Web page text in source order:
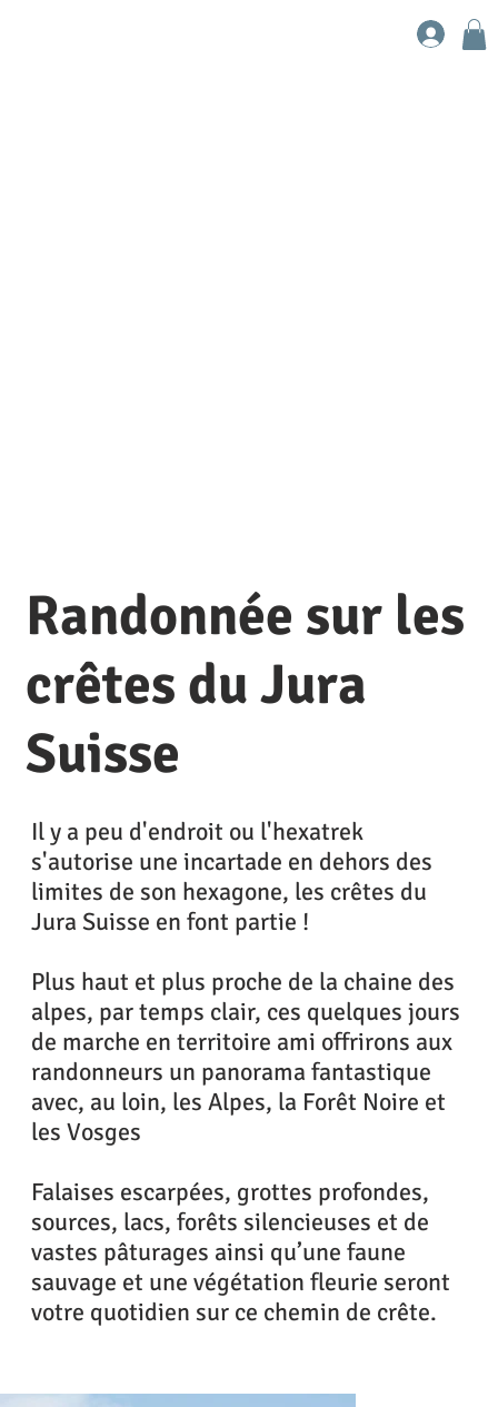
Randonnée sur les
crêtes du Jura
Suisse
Il y a peu d'endroit ou l'hexatrek
s'autorise une incartade en dehors des
limites de son hexagone, les crêtes du
Jura Suisse en font partie !
Plus haut et plus proche de la chaine des
alpes, par temps clair, ces quelques jours
de marche en territoire ami offrirons aux
randonneurs un panorama fantastique
avec, au loin, les Alpes, la Forêt Noire et
les Vosges
Falaises escarpées, grottes profondes,
sources, lacs, forêts silencieuses et de
vastes pâturages ainsi qu’une faune
sauvage et une végétation fleurie seront
votre quotidien sur ce chemin de crête.